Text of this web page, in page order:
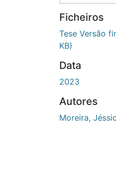
Ficheiros
Tese Versão
KB)
Data
2023
Autores
Moreira,